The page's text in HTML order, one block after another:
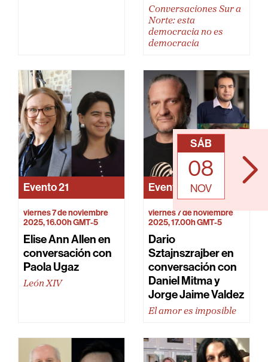
Conversaciones Sur a
Norte: esta
democracia no es
democracia
Evento21
viernes 7 de noviembre
2025, 16.00h GMT-5
Elise Ann Allen en
conversación con
Paola Ugaz
León XIV
Evento HFJ9
viernes 7 de noviembre
2025, 17.00h GMT-5
Dario
Sztajnszrajber en
conversación con
Daniel Mitma y
Jorge Jaime Valdez
El amor es imposible
SÁB
08
NOV